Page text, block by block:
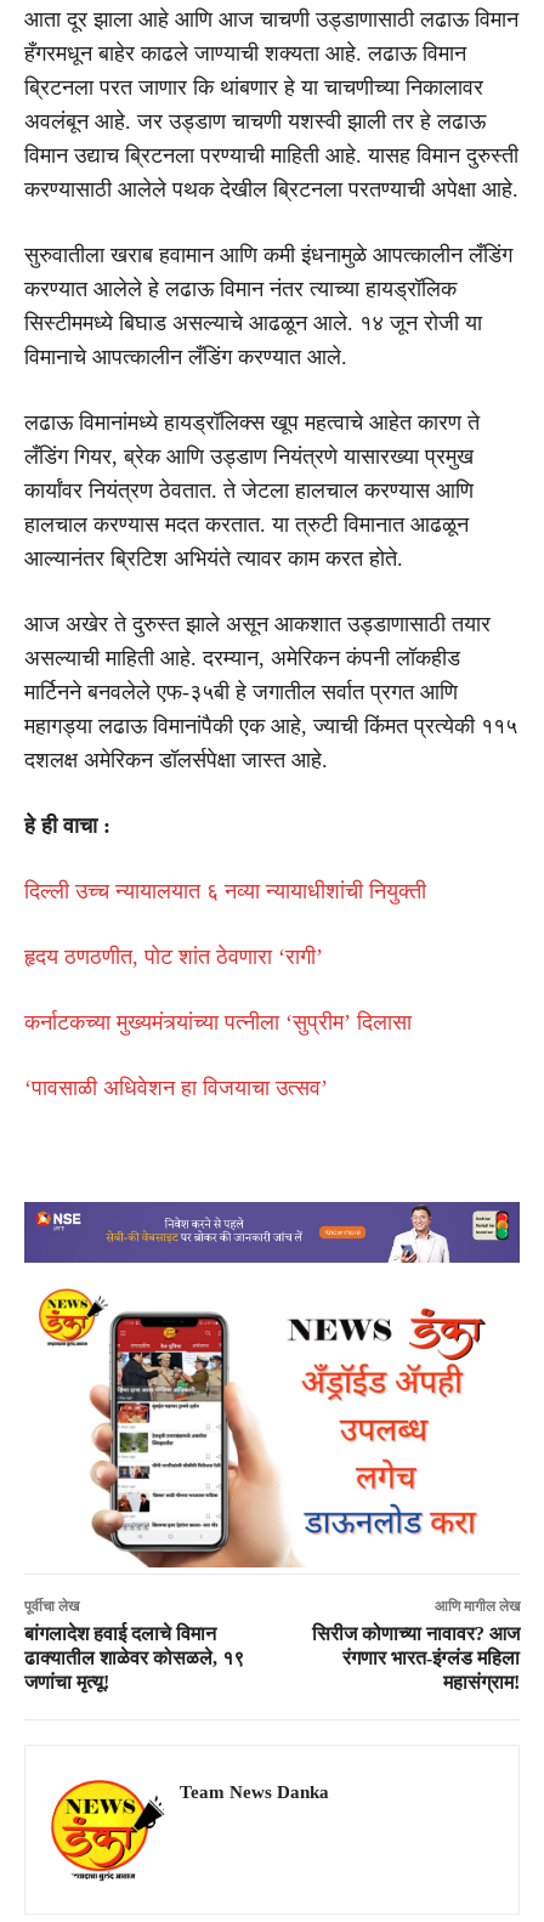
आता दूर झाला आहे आणि आज चाचणी उड्डाणासाठी लढाऊ विमान
हँगरमधून बाहेर काढले जाण्याची शक्यता आहे. लढाऊ विमान
ब्रिटनला परत जाणार कि थांबणार हे या चाचणीच्या निकालावर
अवलंबून आहे. जर उड्डाण चाचणी यशस्वी झाली तर हे लढाऊ
विमान उद्याच ब्रिटनला परण्याची माहिती आहे. यासह विमान दुरुस्ती
करण्यासाठी आलेले पथक देखील ब्रिटनला परतण्याची अपेक्षा आहे.
सुरुवातीला खराब हवामान आणि कमी इंधनामुळे आपत्कालीन लँडिंग
करण्यात आलेले हे लढाऊ विमान नंतर त्याच्या हायड्रॉलिक
सिस्टीममध्ये बिघाड असल्याचे आढळून आले. १४ जून रोजी या
विमानाचे आपत्कालीन लँडिंग करण्यात आले.
लढाऊ विमानांमध्ये हायड्रॉलिक्स खूप महत्वाचे आहेत कारण ते
लँडिंग गियर, ब्रेक आणि उड्डाण नियंत्रणे यासारख्या प्रमुख
कार्यांवर नियंत्रण ठेवतात. ते जेटला हालचाल करण्यास आणि
हालचाल करण्यास मदत करतात. या त्रुटी विमानात आढळून
आल्यानंतर ब्रिटिश अभियंते त्यावर काम करत होते.
आज अखेर ते दुरुस्त झाले असून आकशात उड्डाणासाठी तयार
असल्याची माहिती आहे. दरम्यान, अमेरिकन कंपनी लॉकहीड
मार्टिनने बनवलेले एफ-३५बी हे जगातील सर्वात प्रगत आणि
महागड्या लढाऊ विमानांपैकी एक आहे, ज्याची किंमत प्रत्येकी ११५
दशलक्ष अमेरिकन डॉलर्सपेक्षा जास्त आहे.
हे ही वाचा :
दिल्ली उच्च न्यायालयात ६ नव्या न्यायाधीशांची नियुक्ती
हृदय ठणठणीत, पोट शांत ठेवणारा ‘रागी’
कर्नाटकच्या मुख्यमंत्र्यांच्या पत्नीला ‘सुप्रीम’ दिलासा
‘पावसाळी अधिवेशन हा विजयाचा उत्सव’
पूर्वीचा लेख
बांगलादेश हवाई दलाचे विमान
ढाक्यातील शाळेवर कोसळले, १९
जणांचा मृत्यू!
आणि मागील लेख
सिरीज कोणाच्या नावावर? आज
रंगणार भारत-इंग्लंड महिला
महासंग्राम!
Team News Danka